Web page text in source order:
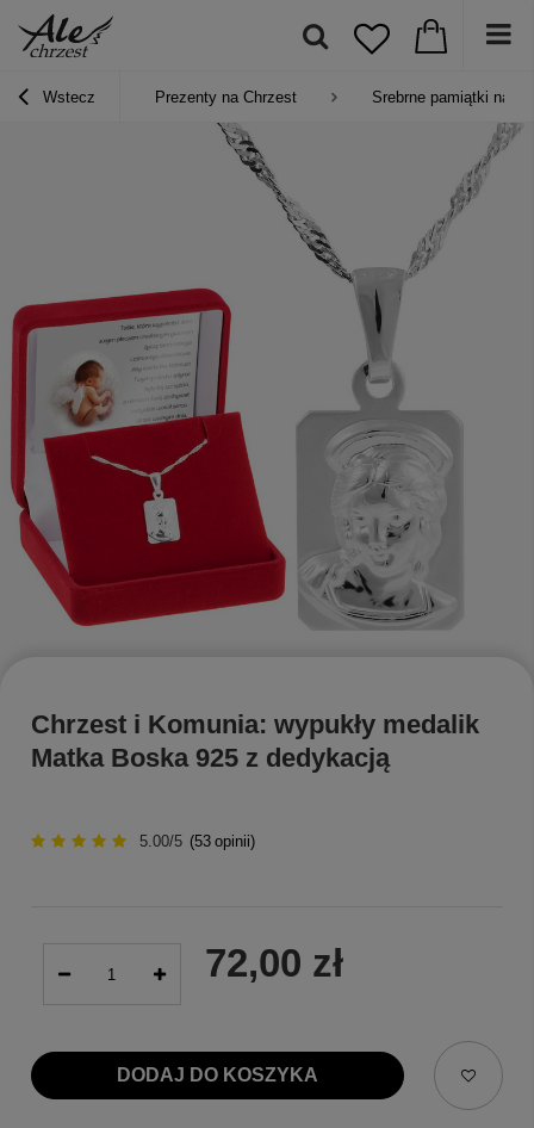
Wstecz Prezenty na Chrzest Srebrne pamiątki na
Chrzest i Komunia: wypukły medalik
Matka Boska 925 z dedykacją
5.00/5 (53 opinii)
72,00 zł
DODAJ DO KOSZYKA